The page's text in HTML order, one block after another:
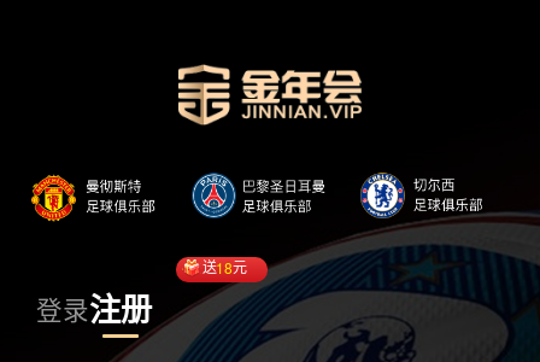
登录注册
送18元